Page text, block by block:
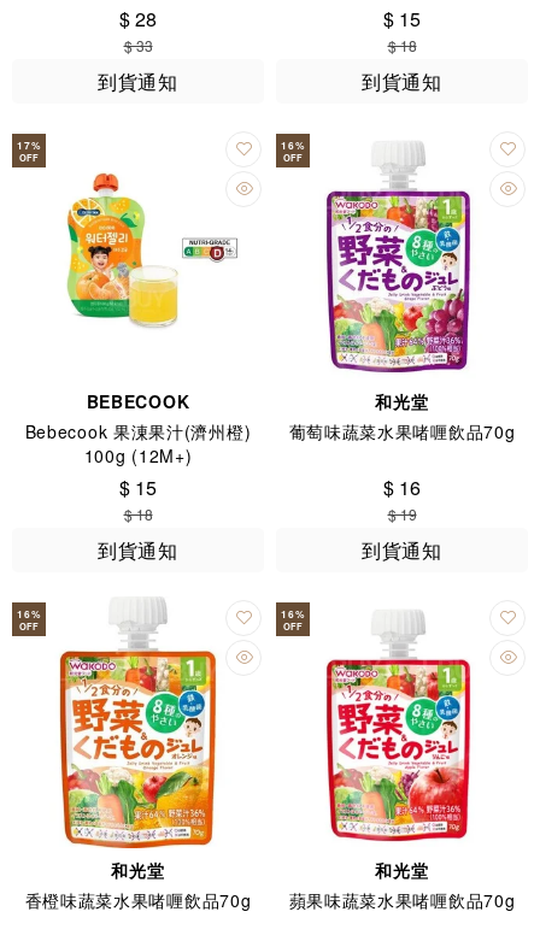
$ 28
$ 33
到貨通知
$ 15
$ 18
到貨通知
17%
OFF
BEBECOOK
Bebecook 果涷果汁(濟州橙)
100g (12M+)
$ 15
$ 18
到貨通知
16%
OFF
和光堂
葡萄味蔬菜水果啫喱飲品70g
$ 16
$ 19
到貨通知
16%
OFF
和光堂
香橙味蔬菜水果啫喱飲品70g
16%
OFF
和光堂
蘋果味蔬菜水果啫喱飲品70g